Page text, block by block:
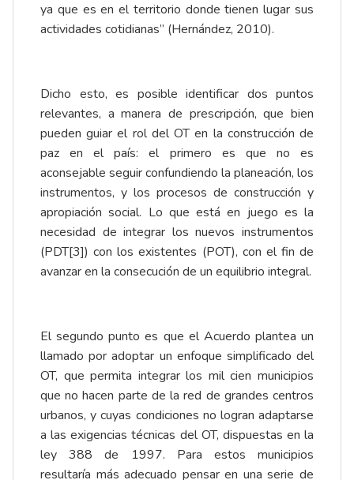
ya que es en el territorio donde tienen lugar sus
actividades cotidianas” (Hernández, 2010).
Dicho esto, es posible identificar dos puntos
relevantes, a manera de prescripción, que bien
pueden guiar el rol del OT en la construcción de
paz en el país: el primero es que no es
aconsejable seguir confundiendo la planeación, los
instrumentos, y los procesos de construcción y
apropiación social. Lo que está en juego es la
necesidad de integrar los nuevos instrumentos
(PDT[3]) con los existentes (POT), con el fin de
avanzar en la consecución de un equilibrio integral.
El segundo punto es que el Acuerdo plantea un
llamado por adoptar un enfoque simplificado del
OT, que permita integrar los mil cien municipios
que no hacen parte de la red de grandes centros
urbanos, y cuyas condiciones no logran adaptarse
a las exigencias técnicas del OT, dispuestas en la
ley 388 de 1997. Para estos municipios
resultaría más adecuado pensar en una serie de